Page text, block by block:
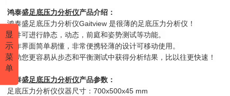
鸿泰盛足底压力分析仪产品介绍：
鸿泰盛足底压力分析仪Gaitview 是很薄的足底压力分析仪！
软件可进行静态，动态，前庭和姿势测试等功能。
操作界面简单易懂，非常便携轻薄的设计可移动使用。
帮助您更容易从步态和平衡测试中获得分析结果，比以往更快速！
鸿泰盛足底压力分析仪产品参数：
足底压力分析仪仪器尺寸：700x500x45 mm
显
示
菜
单